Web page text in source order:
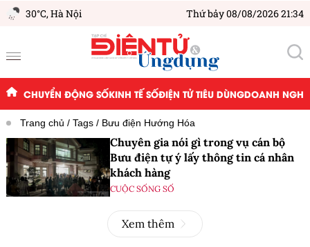
30°C,Hà Nội Thứ bảy 08/08/2026 21:34
CHUYỂN ĐỘNG SỐKINH TẾ SỐĐIỆN TỬ TIÊU DÙNGDOANH
Trang chủ Tags Bưu điện Hướng Hóa
Chuyên gia nói gì trong vụ cán bộ
Bưu điện tự ý lấy thông tin cá nhân
khách hàng
CUỘC SỐNG SỐ
Xem thêm